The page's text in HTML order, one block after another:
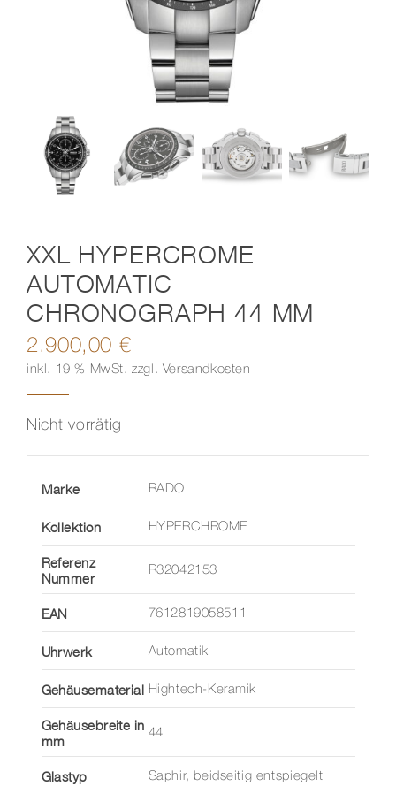
XXL HYPERCROME
AUTOMATIC
CHRONOGRAPH 44 MM
2.900,00 €
inkl. 19 % MwSt. zzgl. Versandkosten
Nicht vorrätig
Marke RADO
Kollektion HYPERCHROME
Referenz
Nummer
R32042153
EAN 7612819058511
Uhrwerk Automatik
Gehäusematerial Hightech-Keramik
Gehäusebreite in
mm
44
Glastyp Saphir, beidseitig entspiegelt